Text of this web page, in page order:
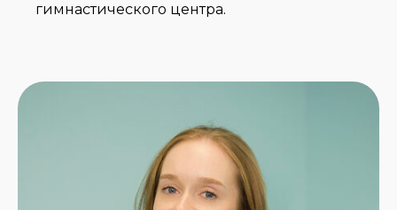
гимнастического центра.